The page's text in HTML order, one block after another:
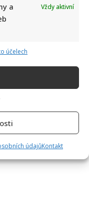
a
Vždy aktivní
účelech
údajůKontakt